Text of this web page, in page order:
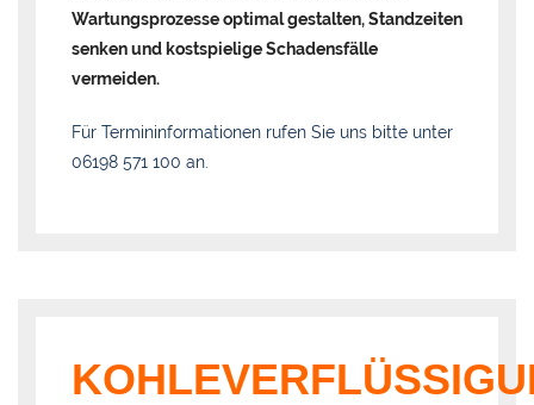
Wartungsprozesse optimal gestalten, Standzeiten
senken und kostspielige Schadensfälle
vermeiden.
Für Termininformationen rufen Sie uns bitte unter
06198 571 100 an.